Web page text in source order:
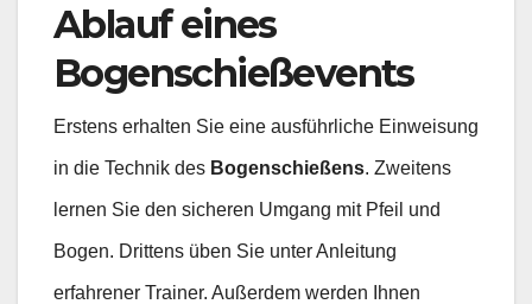
Ablauf eines
Bogenschießevents
Erstens erhalten Sie eine ausführliche Einweisung
in die Technik des Bogenschießens. Zweitens
lernen Sie den sicheren Umgang mit Pfeil und
Bogen. Drittens üben Sie unter Anleitung
erfahrener Trainer. Außerdem werden Ihnen